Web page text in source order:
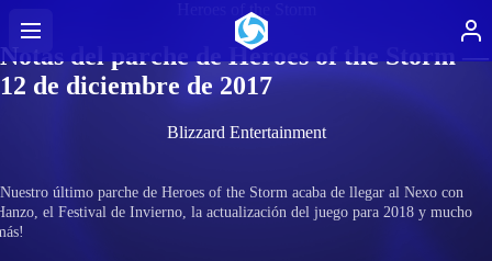
Heroes of the Storm
Notas del parche de Heroes of the Storm —
12 de diciembre de 2017
Blizzard Entertainment
último parche de Heroes of the Storm acaba de llegar al Nexo con
el Festival de Invierno, la actualización del juego para 2018 y mucho